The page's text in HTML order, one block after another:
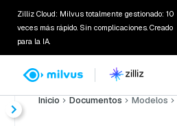
Zilliz Cloud: Milvus totalmente gestionado: 10
veces más rápido. Sin complicaciones. Creado
para la IA.
Inicio Documentos Modelos